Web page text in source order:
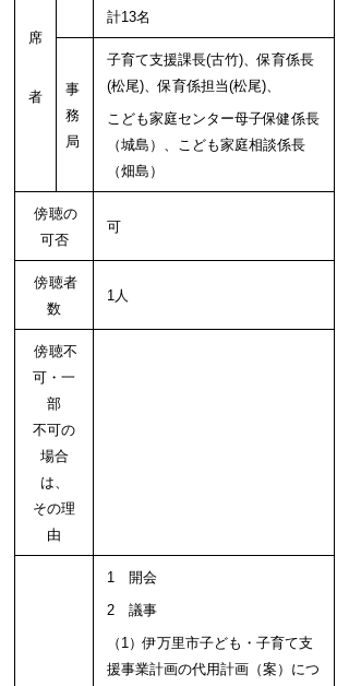
席
者
計13名
事
務
局
子育て支援課長(古竹)、保育係長
(松尾)、保育係担当(松尾)、
こども家庭センター母子保健係長
（城島）、こども家庭相談係長
（畑島）
傍聴の
可否
可
傍聴者
数
1人
傍聴不
可・一
部
不可の
場合
は、
その理
由
1 開会
2 議事
（1）伊万里市子ども・子育て支
援事業計画の代用計画（案）につ